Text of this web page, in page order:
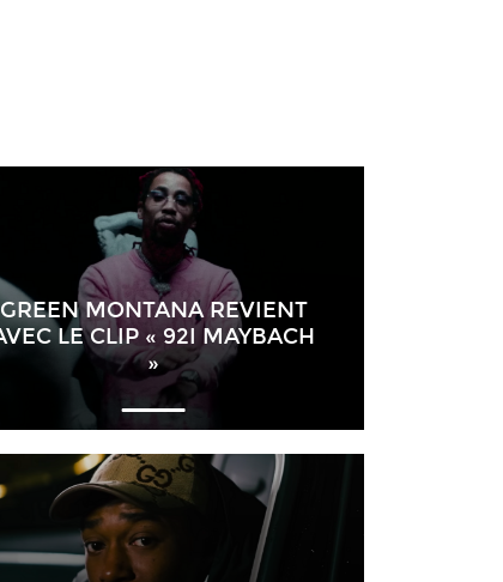
GREEN MONTANA REVIENT
LE CLIP « 92I MAYBACH
»